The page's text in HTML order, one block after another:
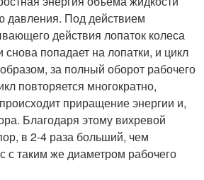
давления. Под действием
действия лопаток колеса
снова попадает на лопатки, и цикл
за полный оборот рабочего
повторяется многократно,
приращение энергии и,
Благодаря этому вихревой
в 2-4 раза больший, чем
с таким же диаметром рабочего